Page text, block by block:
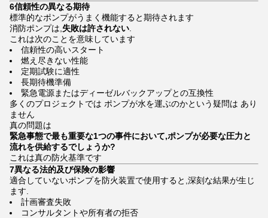
6信頼性の異なる期待
標準的なポンプがうまく機能すると期待されます
消防ポンプは, 失敗は許されない
これは次のことを意味しています
信頼性の高いスタート
燃え尽きない性能
定期試験に適性
長期待機準備
緊急電源またはディーゼルバックアップとの互換性
多くのプロジェクトでは ポンプが水を運ぶのかという疑問は あり
ません
真の問題は
緊急事態で最も重要な1つの事件において,ポンプが必要な圧力と
流れを供給するでしょうか?
これは真の防火基準です
7異なる法的及び保険の影響
適合していないポンプを防火装置で使用すると,深刻な結果が生じ
ます.
計画審査失敗
コンサルタントや所有者の拒否